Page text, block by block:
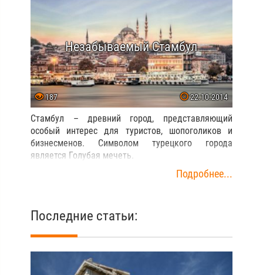
Незабываемый Стамбул
187 22.10.2014
Стамбул – древний город, представляющий
особый интерес для туристов, шопоголиков и
бизнесменов. Символом турецкого города
является Голубая мечеть.
Подробнее...
Последние статьи: